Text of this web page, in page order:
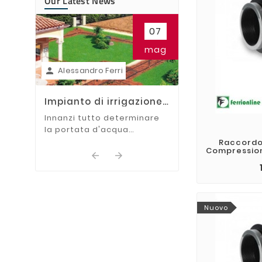
07
mag
 Alessandro Ferri
Impianto di irrigazione:
Innanzi tutto determinare
la portata d'acqua
Irrigatori da
come si
In questa guida
mostreremo i
per installare
 
Nuovo